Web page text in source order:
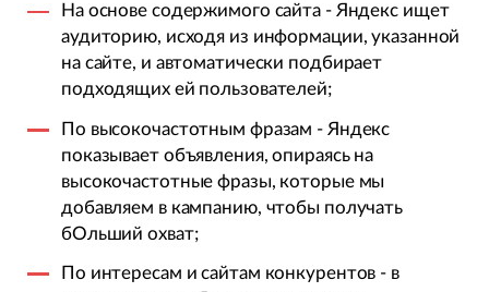
На основе содержимого сайта - Яндекс ищет
аудиторию, исходя из информации, указанной
на сайте, и автоматически подбирает
подходящих ей пользователей;
По высокочастотным фразам - Яндекс
показывает объявления, опираясь на
высокочастотные фразы, которые мы
добавляем в кампанию, чтобы получать
бОльший охват;
По интересам и сайтам конкурентов - в